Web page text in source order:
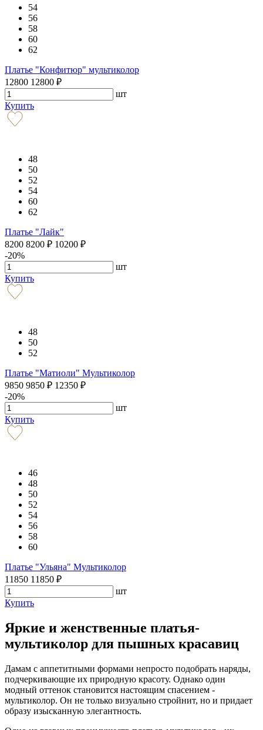
54
56
58
60
62
Платье "Конфитюр" мультиколор
12800 12800 ₽
шт
Купить
48
50
52
54
60
62
Платье "Лайк"
8200 8200 ₽ 10200 ₽
-20%
шт
Купить
48
50
52
Платье "Матиоли" Мультиколор
9850 9850 ₽ 12350 ₽
-20%
шт
Купить
46
48
50
52
54
56
58
60
Платье "Ульяна" Мультиколор
11850 11850 ₽
шт
Купить
Яркие и женственные платья-
мультиколор для пышных красавиц
Дамам с аппетитными формами непросто подобрать наряды,
подчеркивающие их природную красоту. Однако один
модный оттенок становится настоящим спасением -
мультиколор. Он не только визуально стройнит, но и придает
образу изысканную элегантность.